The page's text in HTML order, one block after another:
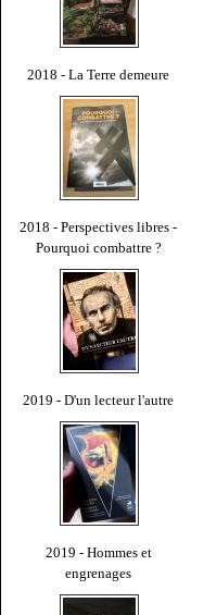
2018 - La Terre demeure
2018 - Perspectives libres -
Pourquoi combattre ?
2019 - D'un lecteur l'autre
2019 - Hommes et
engrenages